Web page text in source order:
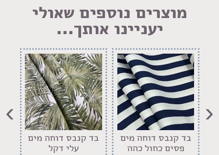
מוצרים נוספים שאולי
יעניינו אותך...
בד קנבס דוחה מים
פסים כחול כהה
בד קנבס דוחה מים
עלי דקל
‹
›